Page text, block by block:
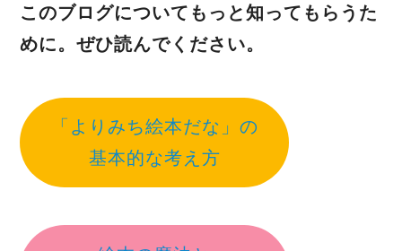
このブログについてもっと知ってもらうた
めに。ぜひ読んでください。
「よりみち絵本だな」の
基本的な考え方